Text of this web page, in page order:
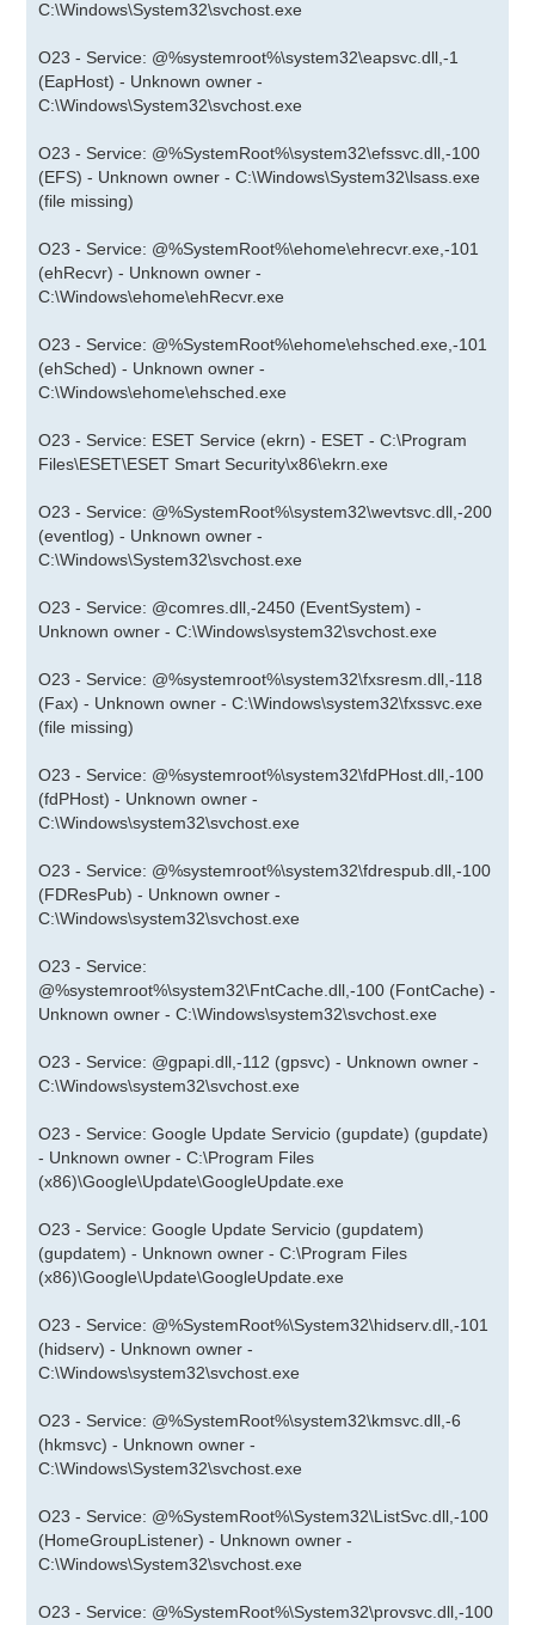
C:\Windows\System32\svchost.exe
O23 - Service: @%systemroot%\system32\eapsvc.dll,-1
(EapHost) - Unknown owner -
C:\Windows\System32\svchost.exe
O23 - Service: @%SystemRoot%\system32\efssvc.dll,-100
(EFS) - Unknown owner - C:\Windows\System32\lsass.exe
(file missing)
O23 - Service: @%SystemRoot%\ehome\ehrecvr.exe,-101
(ehRecvr) - Unknown owner -
C:\Windows\ehome\ehRecvr.exe
O23 - Service: @%SystemRoot%\ehome\ehsched.exe,-101
(ehSched) - Unknown owner -
C:\Windows\ehome\ehsched.exe
O23 - Service: ESET Service (ekrn) - ESET - C:\Program
Files\ESET\ESET Smart Security\x86\ekrn.exe
O23 - Service: @%SystemRoot%\system32\wevtsvc.dll,-200
(eventlog) - Unknown owner -
C:\Windows\System32\svchost.exe
O23 - Service: @comres.dll,-2450 (EventSystem) -
Unknown owner - C:\Windows\system32\svchost.exe
O23 - Service: @%systemroot%\system32\fxsresm.dll,-118
(Fax) - Unknown owner - C:\Windows\system32\fxssvc.exe
(file missing)
O23 - Service: @%systemroot%\system32\fdPHost.dll,-100
(fdPHost) - Unknown owner -
C:\Windows\system32\svchost.exe
O23 - Service: @%systemroot%\system32\fdrespub.dll,-100
(FDResPub) - Unknown owner -
C:\Windows\system32\svchost.exe
O23 - Service:
@%systemroot%\system32\FntCache.dll,-100 (FontCache) -
Unknown owner - C:\Windows\system32\svchost.exe
O23 - Service: @gpapi.dll,-112 (gpsvc) - Unknown owner -
C:\Windows\system32\svchost.exe
O23 - Service: Google Update Servicio (gupdate) (gupdate)
- Unknown owner - C:\Program Files
(x86)\Google\Update\GoogleUpdate.exe
O23 - Service: Google Update Servicio (gupdatem)
(gupdatem) - Unknown owner - C:\Program Files
(x86)\Google\Update\GoogleUpdate.exe
O23 - Service: @%SystemRoot%\System32\hidserv.dll,-101
(hidserv) - Unknown owner -
C:\Windows\system32\svchost.exe
O23 - Service: @%SystemRoot%\system32\kmsvc.dll,-6
(hkmsvc) - Unknown owner -
C:\Windows\System32\svchost.exe
O23 - Service: @%SystemRoot%\System32\ListSvc.dll,-100
(HomeGroupListener) - Unknown owner -
C:\Windows\System32\svchost.exe
O23 - Service: @%SystemRoot%\System32\provsvc.dll,-100